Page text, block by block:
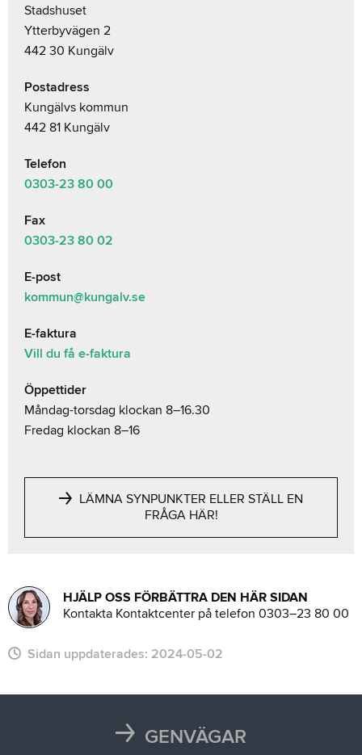
Stadshuset
Ytterbyvägen 2
442 30 Kungälv
Postadress
Kungälvs kommun
442 81 Kungälv
Telefon
0303-23 80 00
Fax
0303-23 80 02
E-post
kommun@kungalv.se
E-faktura
Vill du få e-faktura
Öppettider
Måndag-torsdag klockan 8–16.30
Fredag klockan 8–16
LÄMNA SYNPUNKTER ELLER STÄLL EN
FRÅGA HÄR!
HJÄLP OSS FÖRBÄTTRA DEN HÄR SIDAN
Kontakta Kontaktcenter på telefon 0303–23 80 00
Sidan uppdaterades: 2024-05-02
GENVÄGAR